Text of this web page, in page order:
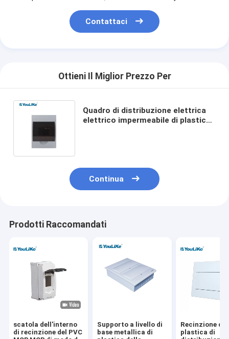
Contattaci
Ottieni Il Miglior Prezzo Per
Quadro di distribuzione elettrica
elettrico impermeabile di plastica
Continua
Prodotti Raccomandati
scatola dell'interno
di recinzione del PVC
Supporto a livello di
base metallica di
Recinzione di
plastica di